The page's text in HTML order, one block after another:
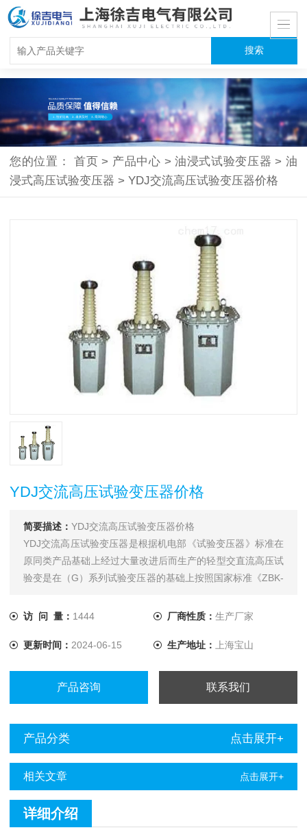
您的位置： 首页 > 产品中心 > 油浸式试验变压器 > 油
浸式高压试验变压器 > YDJ交流高压试验变压器价格
YDJ交流高压试验变压器价格
简要描述： YDJ交流高压试验变压器价格
YDJ交流高压试验变压器是根据机电部《试验变压器》标准在
原同类产品基础上经过大量改进后而生产的轻型交直流高压试
验变是在（G）系列试验变压器的基础上按照国家标准《ZBK-
访 问 量： 1444 厂商性质： 生产厂家
更新时间： 2024-06-15 生产地址： 上海宝山
产品咨询 联系我们
产品分类 点击展开+
相关文章 点击展开+
详细介绍